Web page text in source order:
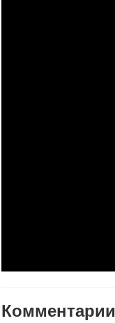
Комментарии